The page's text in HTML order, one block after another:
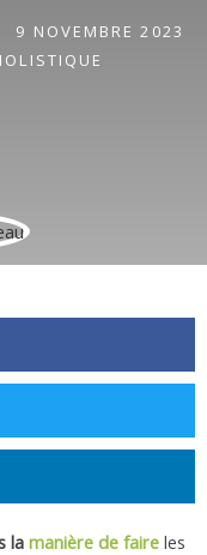
9 NOVEMBRE 2023
la manière de faire les